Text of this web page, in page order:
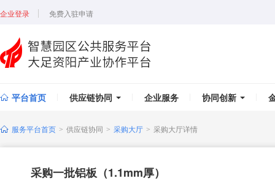
企业登录 免费入驻申请
平台首页 供应链协同 企业服务 协同创新
服务平台首页 > 供应链协同 > 采购大厅 > 采购大厅详情
​采购一批铝板（1.1mm厚）